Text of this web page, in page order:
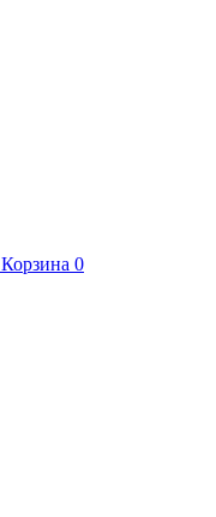
Корзина 0